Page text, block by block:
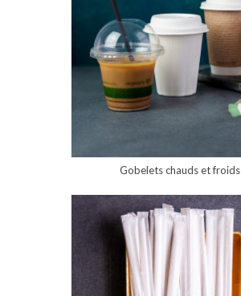
Gobelets chauds et froids